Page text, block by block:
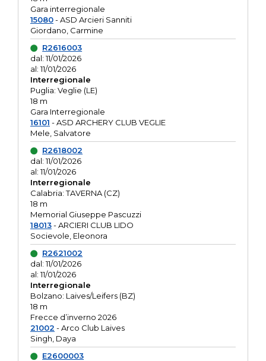
Gara interregionale
15080- ASD Arcieri Sanniti
Giordano, Carmine
R2616003
dal: 11/01/2026
al: 11/01/2026
Interregionale
Puglia: Veglie (LE)
18 m
Gara Interregionale
16101 - ASD ARCHERY CLUB VEGLIE
Mele, Salvatore
R2618002
dal: 11/01/2026
al: 11/01/2026
Interregionale
Calabria: TAVERNA (CZ)
18 m
Memorial Giuseppe Pascuzzi
18013- ARCIERI CLUB LIDO
Socievole, Eleonora
R2621002
dal: 11/01/2026
al: 11/01/2026
Interregionale
Bolzano: Laives/Leifers (BZ)
18 m
Frecce d’inverno 2026
21002 - Arco Club Laives
Singh, Daya
E2600003